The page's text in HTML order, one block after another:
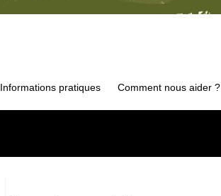
Informations pratiques Comment nous aider ?